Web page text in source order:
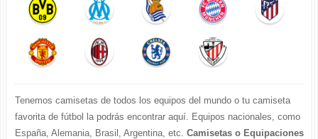
Tenemos camisetas de todos los equipos del mundo o tu camiseta
favorita de fútbol la podrás encontrar aquí. Equipos nacionales, como
España, Alemania, Brasil, Argentina, etc. Camisetas o Equipaciones